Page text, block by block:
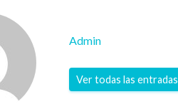
Admin
Ver todas las entradas